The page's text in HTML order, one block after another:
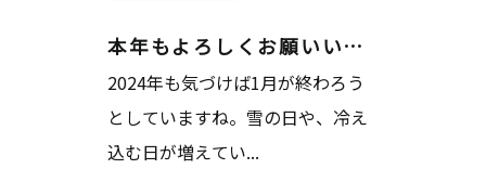
本年もよろしくお願いいたします。
2024年も気づけば1月が終わろう
としていますね。雪の日や、冷え
込む日が増えてい...